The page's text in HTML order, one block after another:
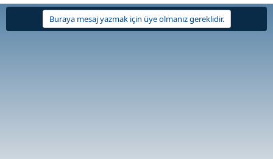
Buraya mesaj yazmak için üye olmanız gereklidir.